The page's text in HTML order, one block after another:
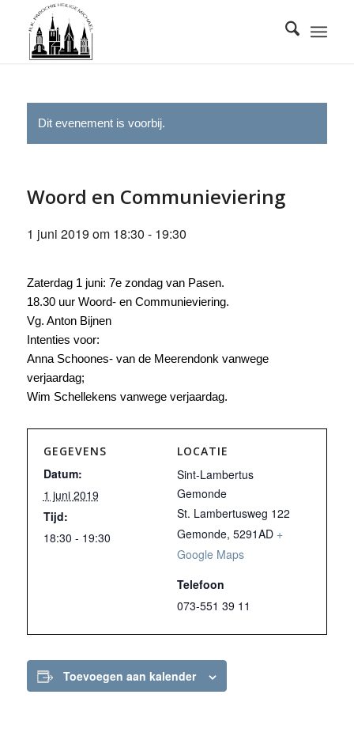
Dit evenement is voorbij.
Woord en Communieviering
1 juni 2019 om 18:30 - 19:30
Zaterdag 1 juni: 7e zondag van Pasen.
18.30 uur Woord- en Communieviering.
Vg. Anton Bijnen
Intenties voor:
Anna Schoones- van de Meerendonk vanwege
verjaardag;
Wim Schellekens vanwege verjaardag.
GEGEVENS
Datum:
1 juni 2019
Tijd:
18:30 - 19:30
LOCATIE
Sint-Lambertus
Gemonde
St. Lambertusweg 122
Gemonde, 5291AD +
Google Maps
Telefoon
073-551 39 11
Toevoegen aan kalender